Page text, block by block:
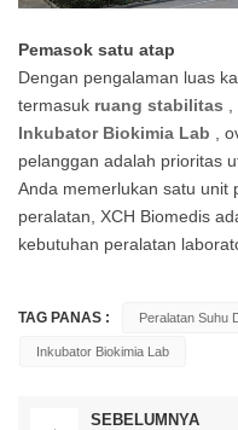
Pemasok satu atap
Dengan pengalaman luas
termasuk ruang stabilitas
Inkubator Biokimia Lab ,
pelanggan adalah prioritas
Anda memerlukan satu unit
peralatan, XCH Biomedis
kebutuhan peralatan
TAG PANAS : Peralatan Suhu
Inkubator Biokimia Lab
SEBELUMNYA